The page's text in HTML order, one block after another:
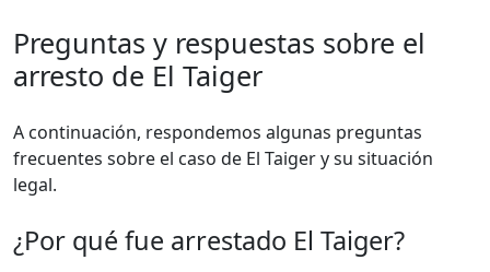
Preguntas y respuestas sobre el
arresto de El Taiger
A continuación, respondemos algunas preguntas
frecuentes sobre el caso de El Taiger y su situación
legal.
¿Por qué fue arrestado El Taiger?